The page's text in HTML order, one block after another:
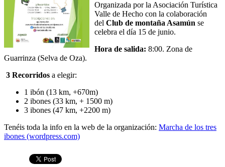
Organizada por la Asociación Turística
Valle de Hecho con la colaboración
del Club de montaña Asamún se
celebra el día 15 de junio.
Hora de salida: 8:00. Zona de
Guarrinza (Selva de Oza).
3 Recorridos a elegir:
1 ibón (13 km, +670m)
2 ibones (33 km, + 1500 m)
3 ibones (47 km, +2200 m)
Tenéis toda la info en la web de la organización: Marcha de los tres
ibones (wordpress.com)